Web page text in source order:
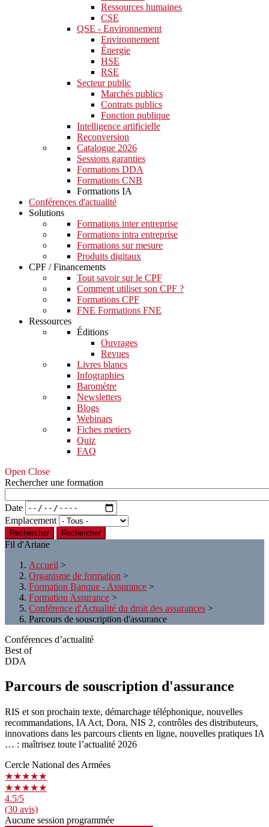
Ressources humaines
CSE
QSE - Environnement
Environnement
Énergie
HSE
RSE
Secteur public
Marchés publics
Contrats publics
Fonction publique
Intelligence artificielle
Reconversion
Catalogue 2026
Sessions garanties
Formations DDA
Formations CNB
Formations IA
Conférences d'actualité
Solutions
Formations inter entreprise
Formations intra entreprise
Formations sur mesure
Produits digitaux
CPF / Financements
Tout savoir sur le CPF
Comment utiliser son CPF ?
Formations CPF
FNE Formations FNE
Ressources
Éditions
Ouvrages
Revues
Livres blancs
Infographies
Baromètre
Newsletters
Blogs
Webinars
Fiches metiers
Quiz
FAQ
Open Close
Rechercher une formation
Date
Emplacement
Rechercher
Fil d'Ariane
Accueil >
Organisme de formation >
Formation Banque - Assurance >
Formation Assurance >
Conférence d'Actualité du droit des assurances >
Parcours de souscription d'assurance
Conférences d’actualité
Best of
DDA
Parcours de souscription d'assurance
RIS et son prochain texte, démarchage téléphonique, nouvelles
recommandations, IA Act, Dora, NIS 2, contrôles des distributeurs,
innovations dans les parcours clients en ligne, nouvelles pratiques IA
… : maîtrisez toute l’actualité 2026
Cercle National des Armées
★★★★★
★★★★★
4.5/5
(30 avis)
Aucune session programmée